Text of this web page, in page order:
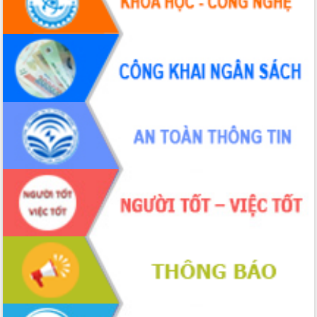
Hội thảo khoa học “Giải pháp thúc đẩy
phát triển nền kinh tế xanh tại tỉnh
Đắk Lắk”
Tăng cường giám sát, đôn đốc thực
hiện nhiệm vụ quản lý tài sản công
hàng tuần
Tháo gỡ những vướng mắc, đẩy mạnh
công tác cải cách thủ tục hành chính
tại Trung tâm Phục vụ hành chính
công tỉnh
Đắk Lắk: Tôn vinh 46 giải pháp tại Hội
thi Sáng tạo Kỹ thuật 2024 - 2025
Đắk Lắk rà soát, điều chỉnh Đề án 190
về phát triển nuôi trồng thủy sản
Phó Chủ tịch UBND tỉnh Đắk Lắk
Trương Công Thái kiểm tra thực địa
Dự án cao tốc Khánh Hòa - Buôn Ma
Thuột
Định vị cà phê Việt Nam như một “di
sản sống” trong dòng chảy toàn cầu